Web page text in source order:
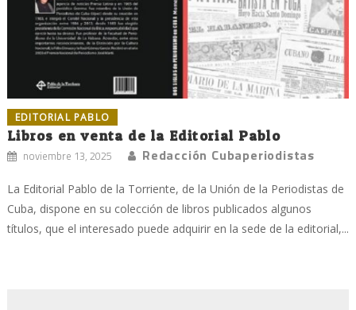
EDITORIAL PABLO
Libros en venta de la Editorial Pablo
noviembre 13, 2025 Redacción Cubaperiodistas
La Editorial Pablo de la Torriente, de la Unión de la Periodistas de
Cuba, dispone en su colección de libros publicados algunos
títulos, que el interesado puede adquirir en la sede de la editorial,...